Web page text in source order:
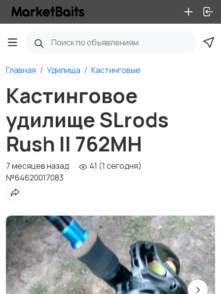
Главная Удилища Кастинговые
Кастинговое
удилище SLrods
Rush II 762MH
7 месяцев назад
41 (1 сегодня)
№64620017083